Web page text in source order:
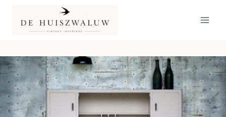
inhoud